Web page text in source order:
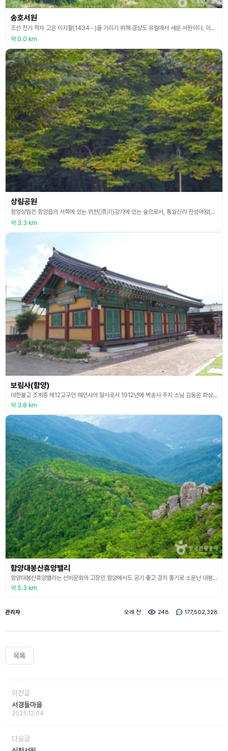
송호서원
조선 전기 학자 고은 이지활(1434∼)을 기리기 위해 경상도 유림에서 세운 서원이다. 이지활은 단종이 수양대군에게 왕위를 빼앗기고 영월로 유배당하자 벼슬을 버리고 남은 여생을 산속에서 은거하다 세상을 떠난 분이다. 죽은 뒤인 고종 28년(1891) 나라에서 이조판서의 벼슬을 내렸다. 순조 30년(1830)에 세운 이 서원은 흥선대원군의 서원철폐령으로 고종 6년(1869)에 해체되었으나 1947년 다시 복원하였다. 후일 세종대왕의 아들로 이곳 함양에서
약 0.0 km
상림공원
함양상림은 함양읍의 서쪽에 있는 위천(渭川)강가에 있는 숲으로서, 통일신라 진성여왕(재위 887∼897) 때 최치원 선생이 함양읍의 홍수피해를 막기 위해 만들었다고 전해진다. 예전에는 대관림(大館林)이라고 불렀으나 이 숲의 가운데 부분이 홍수로 무너짐에 따라 상림(上林)과 하림(下林)으로 나뉘게 되었다. 현재 하림은 훼손되어 흔적만 남아있고 상림만이 예전의 모습을 유지하고 있다. 갈참나무·졸참나무 등 참나무류와 개서어나무류가 주를 이루며, 왕머루와 칡
약 3.3 km
보림사(함양)
대한불교 조계종 제12교구인 해인사의 말사로서 1912년에 벽송사 주지 스님 김동운 화상이 건립하였다. 1929년 관내 6개 사찰이 연합 운영하면서 포교 사업으로 유치원을 운영한 바 있으며 1970년 조영산 화상이 부임하여 보림사라 개칭하여 현재에 이르고 있다. 1971년 사찰을 개축하고 1972년에는 불교회관을 건립하였으며 함양읍 시가지 중심부에 있어 포교 활동을 통한 불교 진흥에 크게 기여하고 있는 사찰이다. 대웅전에는 옛 용산사지에서 출토된 <함양
약 3.8 km
함양대봉산휴양밸리
함양대봉산휴양밸리는 선비문화의 고장인 함양에서도 공기 좋고 경치 좋기로 소문난 대봉산 자락에 자리 잡고 있는 종합휴양 관광단지이다. 자연 속에서 스릴을 즐길 수 있는 모노레일과 집라인, 휴식을 즐길 수 있는 숙박시설과 캠핑 시설, 자연을 온몸으로 느낄 수 있는 산림욕장 등의 시설을 갖추고 있는 힐링 명소이다. 대봉스카이랜드와 대봉캠핑랜드로 나누어 운영되고 있으며 대봉스카이랜드에는 모노레일(10대, 3.93㎞), 집라인(5개 코스, 3.27㎞), 대봉힐링
약 5.3 km
관리자 오래 전 248 177,502,328
목록
이전글
서경들마을
2025.12.04
다음글